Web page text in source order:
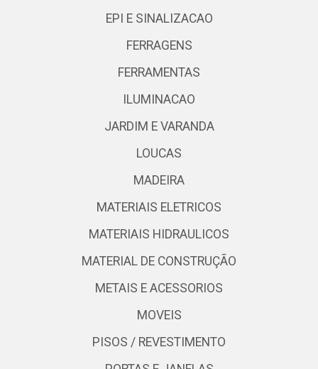
EPI E SINALIZACAO
FERRAGENS
FERRAMENTAS
ILUMINACAO
JARDIM E VARANDA
LOUCAS
MADEIRA
MATERIAIS ELETRICOS
MATERIAIS HIDRAULICOS
MATERIAL DE CONSTRUÇÃO
METAIS E ACESSORIOS
MOVEIS
PISOS / REVESTIMENTO